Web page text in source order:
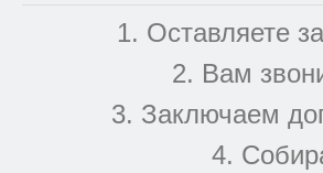
1. Оставляете
2. Вам
3. Заключаем
4.